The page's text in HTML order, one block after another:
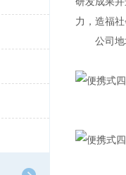
力，造福
公司地址